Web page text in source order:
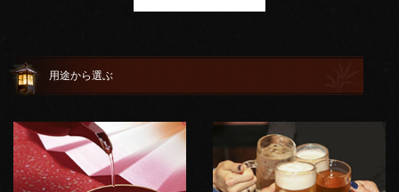
用途から選ぶ